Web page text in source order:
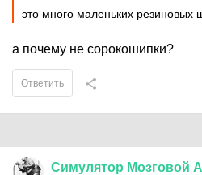
это много маленьких резиновых
а почему не сорокошипки?
Ответить
Симулятор Мозговой